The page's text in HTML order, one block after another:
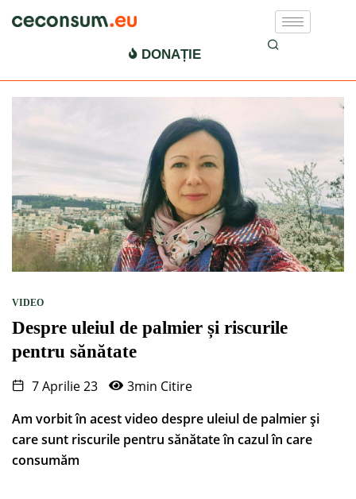
ulei de palmier cancerigen
DONAȚIE
VIDEO
Despre uleiul de palmier și riscurile
pentru sănătate
7 Aprilie 23
3min Citire
Am vorbit în acest video despre uleiul de palmier și
care sunt riscurile pentru sănătate în cazul în care
consumăm